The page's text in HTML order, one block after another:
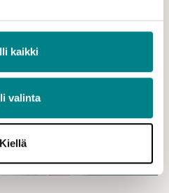
kaikki
valinta
Kiellä